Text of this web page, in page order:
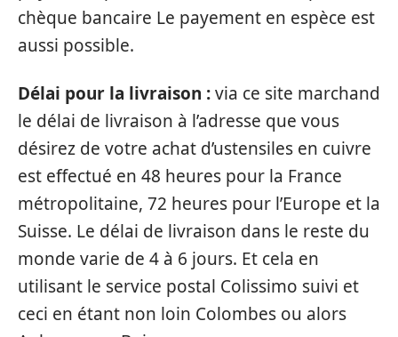
chèque bancaire Le payement en espèce est
aussi possible.
Délai pour la livraison :via ce site marchand
le délai de livraison à l’adresse que vous
désirez de votre achat d’ustensiles en cuivre
est effectué en 48 heures pour la France
métropolitaine, 72 heures pour l’Europe et la
Suisse. Le délai de livraison dans le reste du
monde varie de 4 à 6 jours. Et cela en
utilisant le service postal Colissimo suivi et
ceci en étant non loin Colombes ou alors